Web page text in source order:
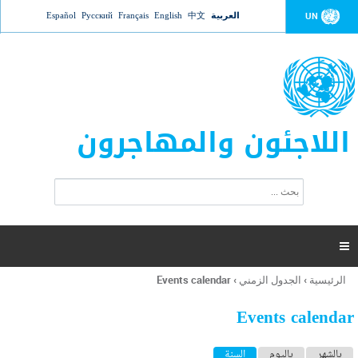
Jump to navigation UN العربية 中文
English
Français
Русский
Español
اللاجئون والمهاجرون
ت
ر
ل
ح
ب

أنت
هنا
الرئيسية › الجدول الزمني ›
Events calendar
Events calendar